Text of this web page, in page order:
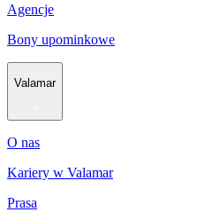
Agencje
Bony upominkowe
Valamar
O nas
Kariery w Valamar
Prasa